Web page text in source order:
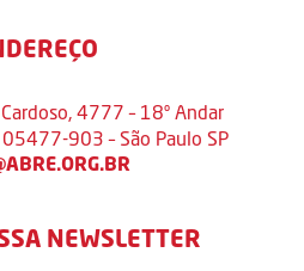
4777 – 18º Andar
903 – São Paulo SP
NEWSLETTER